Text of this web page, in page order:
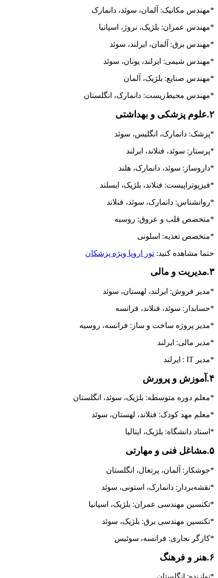
*مهندس مکانیک: آلمان، سوئد، دانمارک
*مهندس عمران: بلژیک، نروژ، اسپانیا
*مهندس برق: آلمان، ایرلند، سوئد
*مهندس شیمی: ایرلند، یونان، سوئد
*مهندس صنایع: بلژیک، آلمان
*مهندس محیط‌زیست: دانمارک، انگلستان
۲.علوم پزشکی و بهداشتی
*پزشک: دانمارک، انگلیس، سوئد
*پرستار: سوئد، فنلاند، ایرلند
*داروساز: سوئد، دانمارک، هلند
*فیزیوتراپیست: فنلاند، بلژیک، ایسلند
*روانشناس: دانمارک، سوئد، فنلاند
*متخصص قلب و عروق: روسیه
*متخصص تغذیه: اسلونی
حتما مشاهده کنید: تور اروپا ویژه پزشکان
۳.مدیریت و مالی
*مدیر فروش: ایرلند، لهستان، سوئد
*حسابدار: سوئد، فنلاند، فرانسه
*مدیر پروژه ساخت و ساز: فرانسه، روسیه
*مدیر مالی: ایرلند
*مدیر IT : ایرلند
۴.آموزش و پرورش
*معلم دوره متوسطه: بلژیک، سوئد، انگلستان
*معلم مهد کودک: فنلاند، لهستان، سوئد
*استاد دانشگاه: بلژیک، ایتالیا
۵.مشاغل فنی و مهارتی
*جوشکار: آلمان، پرتغال، انگلستان
*نقشه‌بردار: دانمارک، استونی، سوئد
*تکنسین مهندسی عمران: بلژیک، اسپانیا
*تکنسین مهندسی برق: بلژیک، سوئد
*کارگر نجاری: فرانسه، سوئیس
۶.هنر و فرهنگ